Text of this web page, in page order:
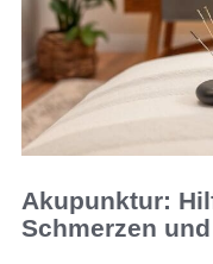
Akupunktur:
Schmerzen